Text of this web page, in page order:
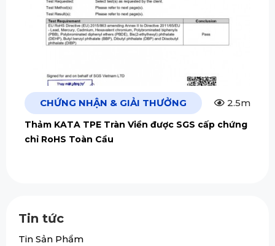
CHỨNG NHẬN & GIẢI THƯỞNG 2.5m
Thảm KATA TPE Tràn Viền được SGS cấp chứng
chỉ RoHS Toàn Cầu
Tin tức
Tin Sản Phẩm